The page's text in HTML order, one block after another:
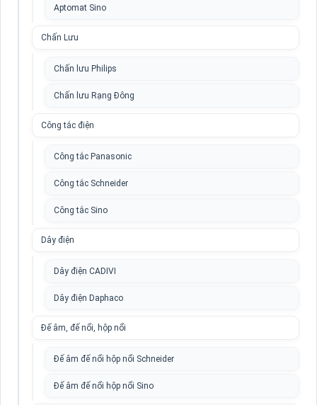
Aptomat Sino
Chấn Lưu
Chấn lưu Philips
Chấn lưu Rạng Đông
Công tắc điện
Công tắc Panasonic
Công tắc Schneider
Công tắc Sino
Dây điện
Dây điện CADIVI
Dây điện Daphaco
Đế âm, đế nổi, hộp nổi
Đế âm đế nổi hộp nổi Schneider
Đế âm đế nổi hộp nổi Sino